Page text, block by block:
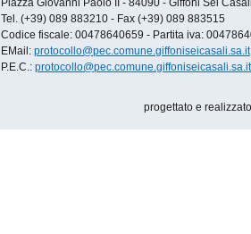
Piazza Giovanni Paolo II - 84090 - Giffoni Sei
Tel. (+39) 089 883210 - Fax (+39) 089 883515
Codice fiscale: 00478640659 - Partita iva:
EMail: protocollo@pec.comune.giffoniseicasali.sa.it
P.E.C.: protocollo@pec.comune.giffoniseicasali.sa.it
progettato e